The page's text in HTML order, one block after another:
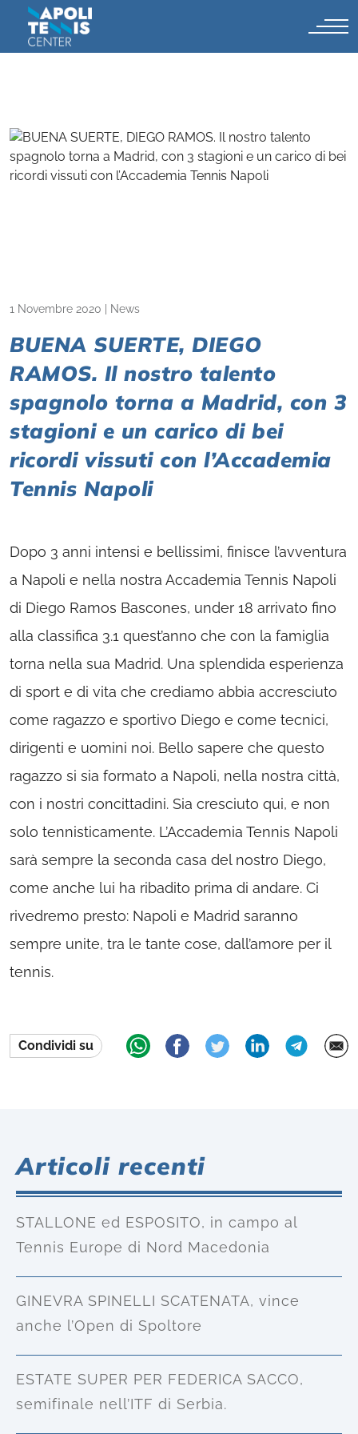
1 Novembre 2020 News
BUENA SUERTE, DIEGO
RAMOS. Il nostro talento
spagnolo torna a Madrid, con 3
stagioni e un carico di bei
ricordi vissuti con l’Accademia
Tennis Napoli
Dopo 3 anni intensi e bellissimi, finisce l’avventura
a Napoli e nella nostra Accademia Tennis Napoli
di Diego Ramos Bascones, under 18 arrivato fino
alla classifica 3.1 quest’anno che con la famiglia
torna nella sua Madrid. Una splendida esperienza
di sport e di vita che crediamo abbia accresciuto
come ragazzo e sportivo Diego e come tecnici,
dirigenti e uomini noi. Bello sapere che questo
ragazzo si sia formato a Napoli, nella nostra città,
con i nostri concittadini. Sia cresciuto qui, e non
solo tennisticamente. L’Accademia Tennis Napoli
sarà sempre la seconda casa del nostro Diego,
come anche lui ha ribadito prima di andare. Ci
rivedremo presto: Napoli e Madrid saranno
sempre unite, tra le tante cose, dall’amore per il
tennis.
Condividi su
Articoli recenti
STALLONE ed ESPOSITO, in campo al
Tennis Europe di Nord Macedonia
GINEVRA SPINELLI SCATENATA, vince
anche l’Open di Spoltore
ESTATE SUPER PER FEDERICA SACCO,
semifinale nell’ITF di Serbia.